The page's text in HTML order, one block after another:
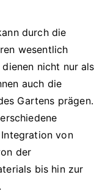
durch die
wesentlich
nicht nur als
auch die
Gartens prägen.
von
der
bis hin zur